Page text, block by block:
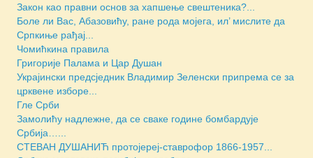
Закон као правни основ за хапшење свештеника?...
Боле ли Вас, Абазовићу, ране рода мојега, ил’ мислите да
Српкиње рађај...
Чомићкина правила
Григорије Палама и Цар Душан
Украјински предсједник Владимир Зеленски припрема се за
црквене изборе...
Гле Срби
Замолићу надлежне, да се сваке године бомбардује
Србија…...
СТЕВАН ДУШАНИЋ протојереј-ставрофор 1866-1957...